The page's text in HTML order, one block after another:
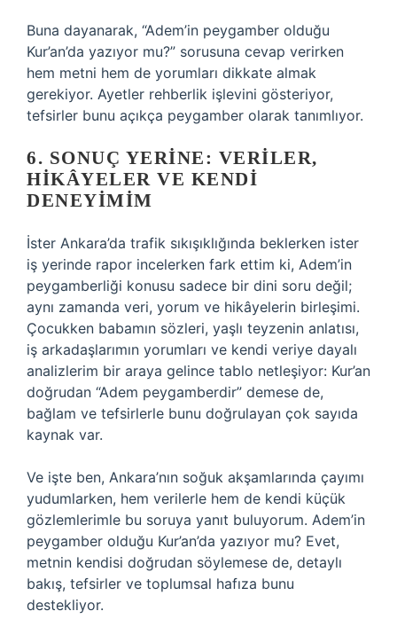
Buna dayanarak, “Adem’in peygamber olduğu
Kur’an’da yazıyor mu?” sorusuna cevap verirken
hem metni hem de yorumları dikkate almak
gerekiyor. Ayetler rehberlik işlevini gösteriyor,
tefsirler bunu açıkça peygamber olarak tanımlıyor.
6. SONUÇ YERINE: VERILER,
HIKÂYELER VE KENDI
DENEYIMIM
İster Ankara’da trafik sıkışıklığında beklerken ister
iş yerinde rapor incelerken fark ettim ki, Adem’in
peygamberliği konusu sadece bir dini soru değil;
aynı zamanda veri, yorum ve hikâyelerin birleşimi.
Çocukken babamın sözleri, yaşlı teyzenin anlatısı,
iş arkadaşlarımın yorumları ve kendi veriye dayalı
analizlerim bir araya gelince tablo netleşiyor: Kur’an
doğrudan “Adem peygamberdir” demese de,
bağlam ve tefsirlerle bunu doğrulayan çok sayıda
kaynak var.
Ve işte ben, Ankara’nın soğuk akşamlarında çayımı
yudumlarken, hem verilerle hem de kendi küçük
gözlemlerimle bu soruya yanıt buluyorum. Adem’in
peygamber olduğu Kur’an’da yazıyor mu? Evet,
metnin kendisi doğrudan söylemese de, detaylı
bakış, tefsirler ve toplumsal hafıza bunu
destekliyor.